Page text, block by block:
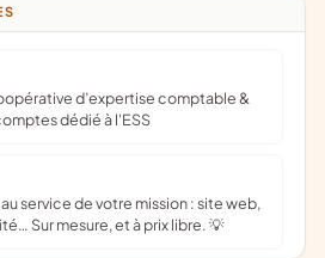
dédié à l'ESS
Sur mesure, et à prix libre. 💡